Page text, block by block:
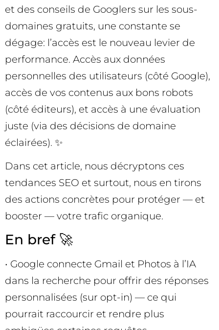
et des conseils de Googlers sur les sous-
domaines gratuits, une constante se
dégage: l’accès est le nouveau levier de
performance. Accès aux données
personnelles des utilisateurs (côté Google),
accès de vos contenus aux bons robots
(côté éditeurs), et accès à une évaluation
juste (via des décisions de domaine
éclairées). ✨
Dans cet article, nous décryptons ces
tendances SEO et surtout, nous en tirons
des actions concrètes pour protéger — et
booster — votre trafic organique.
En bref 🚀
• Google connecte Gmail et Photos à l’IA
dans la recherche pour offrir des réponses
personnalisées (sur opt-in) — ce qui
pourrait raccourcir et rendre plus